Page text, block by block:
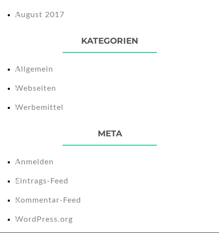
August 2017
KATEGORIEN
Allgemein
Webseiten
Werbemittel
META
Anmelden
Eintrags-Feed
Kommentar-Feed
WordPress.org